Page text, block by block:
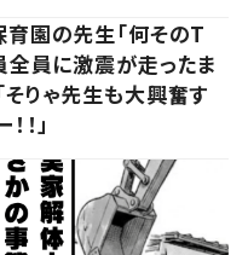
園の先生「何そのT
全員に激震が走ったま
りゃ先生も大興奮す
！」